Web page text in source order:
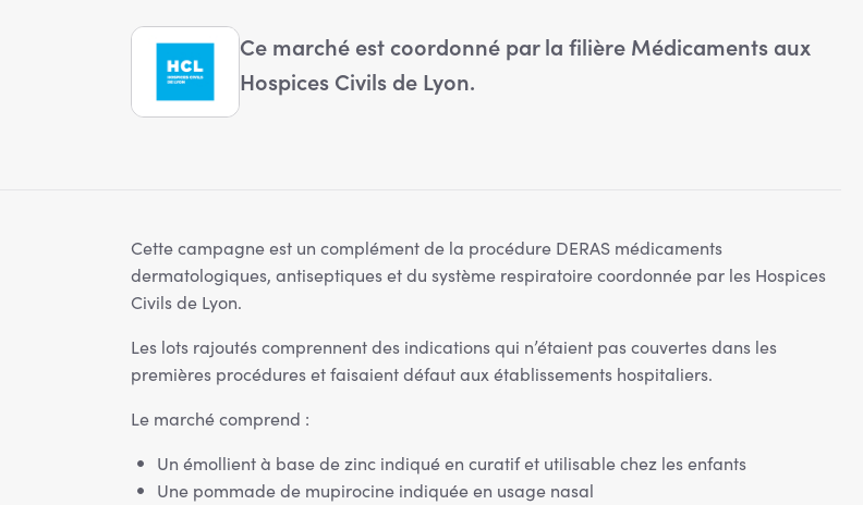
Ce marché est coordonné par la filière Médicaments aux
Hospices Civils de Lyon.
Cette campagne est un complément de la procédure DERAS médicaments
dermatologiques, antiseptiques et du système respiratoire coordonnée par les Hospices
Civils de Lyon.
Les lots rajoutés comprennent des indications qui n’étaient pas couvertes dans les
premières procédures et faisaient défaut aux établissements hospitaliers.
Le marché comprend :
Un émollient à base de zinc indiqué en curatif et utilisable chez les enfants
Une pommade de mupirocine indiquée en usage nasal